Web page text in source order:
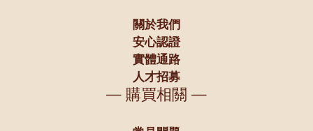
關於我們
安心認證
實體通路
人才招募
— 購買相關 —